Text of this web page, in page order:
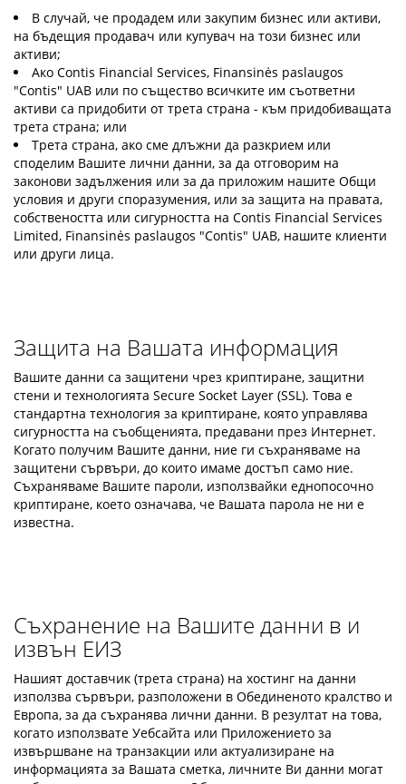
В случай, че продадем или закупим бизнес или активи,
на бъдещия продавач или купувач на този бизнес или
активи;
Ако Contis Financial Services, Finansinės paslaugos
"Contis" UAB или по същество всичките им съответни
активи са придобити от трета страна - към придобиващата
трета страна; или
Трета страна, ако сме длъжни да разкрием или
споделим Вашите лични данни, за да отговорим на
законови задължения или за да приложим нашите Общи
условия и други споразумения, или за защита на правата,
собствеността или сигурността на Contis Financial Services
Limited, Finansinės paslaugos "Contis" UAB, нашите клиенти
или други лица.
Защита на Вашата информация
Вашите данни са защитени чрез криптиране, защитни
стени и технологията Secure Socket Layer (SSL). Това е
стандартна технология за криптиране, която управлява
сигурността на съобщенията, предавани през Интернет.
Когато получим Вашите данни, ние ги съхраняваме на
защитени сървъри, до които имаме достъп само ние.
Съхраняваме Вашите пароли, използвайки еднопосочно
криптиране, което означава, че Вашата парола не ни е
известна.
Съхранение на Вашите данни в и
извън ЕИЗ
Нашият доставчик (трета страна) на хостинг на данни
използва сървъри, разположени в Обединеното кралство и
Европа, за да съхранява лични данни. В резултат на това,
когато използвате Уебсайта или Приложението за
извършване на транзакции или актуализиране на
информацията за Вашата сметка, личните Ви данни могат